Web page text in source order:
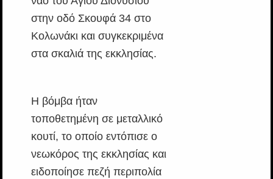
στην οδό Σκουφά 34 στο
Κολωνάκι και συγκεκριμένα
στα σκαλιά της εκκλησίας.
Η βόμβα ήταν
τοποθετημένη σε μεταλλικό
κουτί, το οποίο εντόπισε ο
νεωκόρος της εκκλησίας και
ειδοποίησε πεζή περιπολία